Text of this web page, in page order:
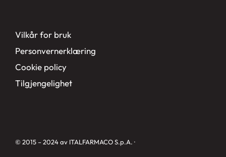
Vilkår for bruk
Personvernerklæring
Cookie policy
Tilgjengelighet
© 2015 – 2024 av ITALFARMACO S.p.A. ·